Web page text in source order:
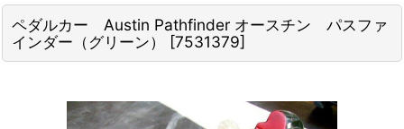
ペダルカー Austin Pathfinder オースチン パスファ
インダー（グリーン）
[7531379]